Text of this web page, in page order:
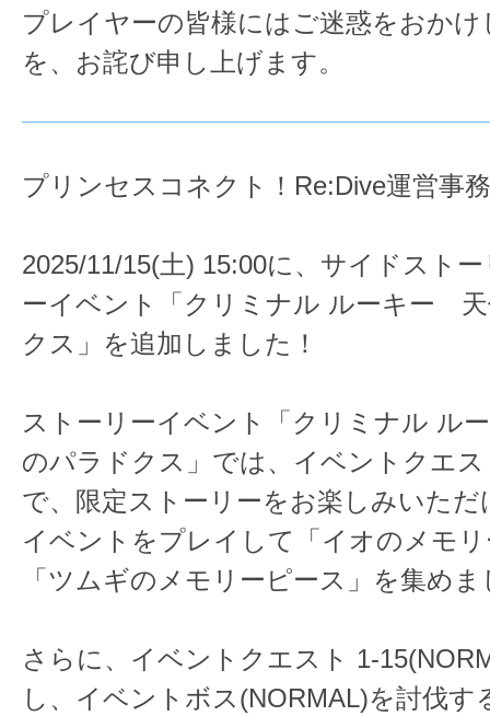
プレイヤーの皆様にはご迷惑をおか
を、お詫び申し上げます。
プリンセスコネクト！Re:Dive運営事
2025/11/15(土) 15:00に、サイドスト
ーイベント「クリミナル ルーキー
クス」を追加しました！
ストーリーイベント「クリミナル ル
のパラドクス」では、イベントクエ
で、限定ストーリーをお楽しみいただ
イベントをプレイして「イオのメモ
「ツムギのメモリーピース」を集め
さらに、イベントクエスト 1-
し、イベントボス(NORMAL)を討伐す